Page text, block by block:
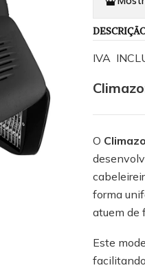
IVA
O
forma
atuem de
Este